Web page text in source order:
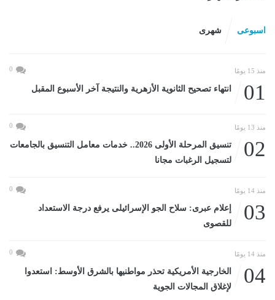
اسبوعى شهرى
منذ 15 يومًا 0
01 انتهاء تصحيح الثانوية الأزهرية والنتيجة آخر الأسبوع المقبل
منذ 13 يومًا 0
02
تنسيق المرحلة الأولى 2026.. خدمات معامل التنسيق بالجامعات
لتسجيل الرغبات مجانا
منذ 14 يومًا 0
03
إعلام عبرى: سلاح الجو الإسرائيلى يرفع درجة الاستعداد
للقصوى
منذ 14 يومًا 0
04
الخارجية الأمريكية تحذر مواطنيها بالشرق الأوسط: استعدوا
لإغلاق المجالات الجوية